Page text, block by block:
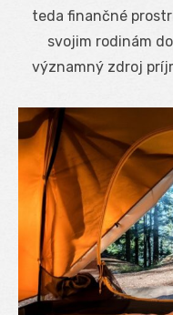
teda finančné
svojim rodinám
významný zdroj